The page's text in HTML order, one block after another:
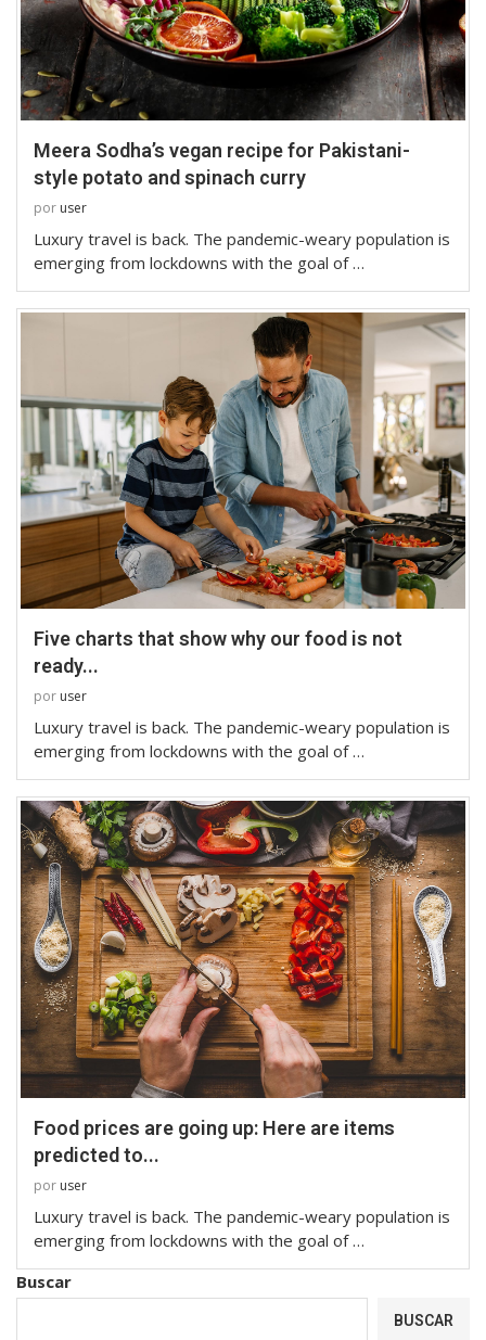
Meera Sodha’s vegan recipe for Pakistani-
style potato and spinach curry
por user
Luxury travel is back. The pandemic-weary population is
emerging from lockdowns with the goal of …
Five charts that show why our food is not
ready...
por user
Luxury travel is back. The pandemic-weary population is
emerging from lockdowns with the goal of …
Food prices are going up: Here are items
predicted to...
por user
Luxury travel is back. The pandemic-weary population is
emerging from lockdowns with the goal of …
Buscar
BUSCAR